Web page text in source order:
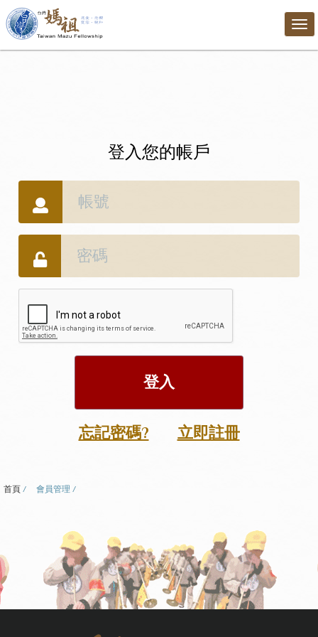
登入您的帳戶
忘記密碼? 立即註冊
首頁 會員管理